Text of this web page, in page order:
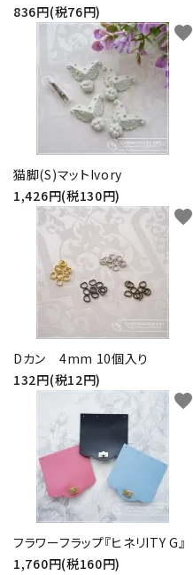
836円(税76円)
猫脚(S)マットIvory
1,426円(税130円)
favorite
Dカン 4mm 10個入り
132円(税12円)
favorite
フラワーフラップ『ヒネリITY G』
1,760円(税160円)
favorite